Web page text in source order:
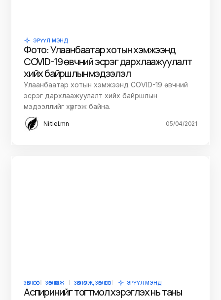
ЭРҮҮЛ МЭНД
Фото: Улаанбаатар хотын хэмжээнд
COVID-19 өвчний эсрэг дархлаажуулалт
хийх байршлын мэдээлэл
Улаанбаатар хотын хэмжээнд COVID-19 өвчний
эсрэг дархлаажуулалт хийх байршлын
мэдээллийг хүргэж байна.
Niitlel.mn 05/04/2021
ЗӨВЛӨГӨӨ ЗӨВЛӨМЖ ЗӨВЛӨМЖ, ЗӨВЛӨГӨӨ ЭРҮҮЛ МЭНД
Аспиринийг тогтмол хэрэглэх нь таны